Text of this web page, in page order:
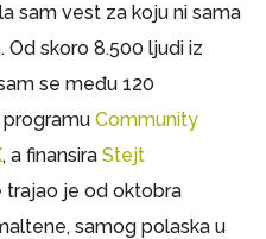
sam vest za koju ni sama
Od skoro 8.500 ljudi iz
se među 120
Community
, a finansira Stejt
trajao je od oktobra
samog polaska u